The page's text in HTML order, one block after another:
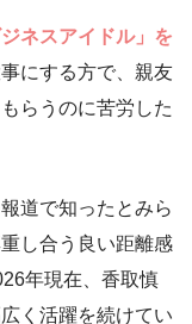
ネスアイドル」を
にする方で、親友
らうのに苦労した
道で知ったとみら
し合う良い距離感
年現在、香取慎
く活躍を続けてい